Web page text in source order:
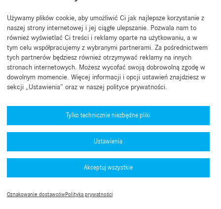
Używamy plików cookie, aby umożliwić Ci jak najlepsze korzystanie z
naszej strony internetowej i jej ciągłe ulepszanie. Pozwala nam to
również wyświetlać Ci treści i reklamy oparte na użytkowaniu, a w
tym celu współpracujemy z wybranymi partnerami. Za pośrednictwem
tych partnerów będziesz również otrzymywać reklamy na innych
stronach internetowych. Możesz wycofać swoją dobrowolną zgodę w
dowolnym momencie. Więcej informacji i opcji ustawień znajdziesz w
sekcji „Ustawienia” oraz w naszej polityce prywatności.
Tylko technicznie niezbędne pliki
Ustawienia
Akceptuj wszystkie
Oznakowanie dostawcówPolityka prywatności
Powrót do początku
Potrzebujesz pomocy?
Mercedes-Benz Global Training
Wiadomości
Wpisz numery homologacji (PDF)
Przewodniku po usłudze MFA
Polityka prywatności B2B Connect
Warunki użytkowania